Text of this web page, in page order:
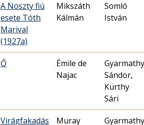
A Noszty fiú
esete Tóth
Marival
(1927a)
Mikszáth
Kálmán
Somló
István
Ő
Émile de
Najac
Gyarmathy
Sándor,
Kürthy
Sári
Virágfakadás
Muray
Gyarmathy